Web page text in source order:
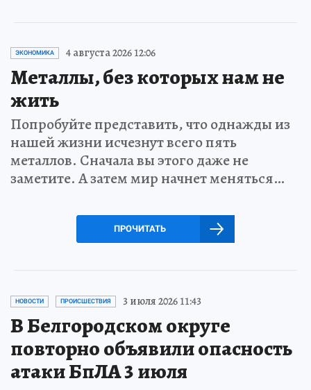
ЭКОНОМИКА 4 августа 2026 12:06
Металлы, без которых нам не
жить
Попробуйте представить, что однажды из
нашей жизни исчезнут всего пять
металлов. Сначала вы этого даже не
заметите. А затем мир начнет меняться…
ПРОЧИТАТЬ
НОВОСТИ ПРОИСШЕСТВИЯ 3 июля 2026 11:43
В Белгородском округе
повторно объявили опасность
атаки БпЛА 3 июля